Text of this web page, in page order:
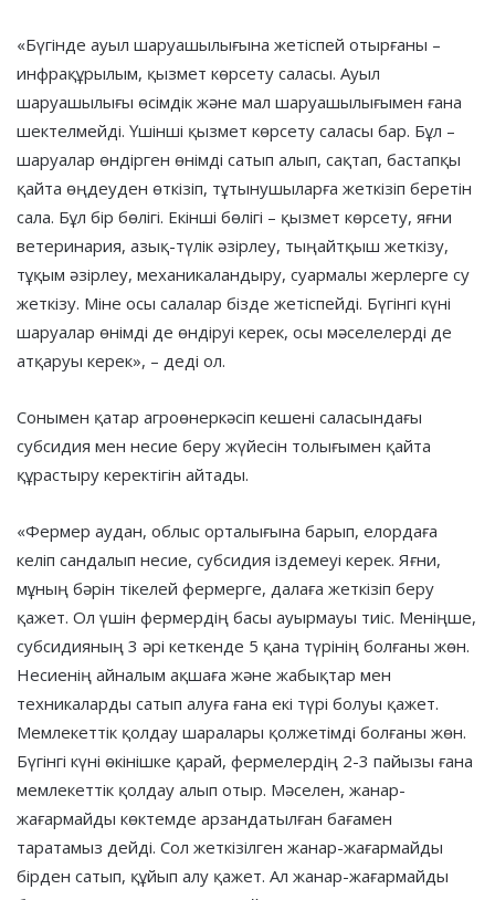
«Бүгінде ауыл шаруашылығына жетіспей отырғаны –
инфрақұрылым, қызмет көрсету саласы. Ауыл
шаруашылығы өсімдік және мал шаруашылығымен ғана
шектелмейді. Үшінші қызмет көрсету саласы бар. Бұл –
шаруалар өндірген өнімді сатып алып, сақтап, бастапқы
қайта өңдеуден өткізіп, тұтынушыларға жеткізіп беретін
сала. Бұл бір бөлігі. Екінші бөлігі – қызмет көрсету, яғни
ветеринария, азық-түлік әзірлеу, тыңайтқыш жеткізу,
тұқым әзірлеу, механикаландыру, суармалы жерлерге су
жеткізу. Міне осы салалар бізде жетіспейді. Бүгінгі күні
шаруалар өнімді де өндіруі керек, осы мәселелерді де
атқаруы керек», – деді ол.
Сонымен қатар агроөнеркәсіп кешені саласындағы
субсидия мен несие беру жүйесін толығымен қайта
құрастыру керектігін айтады.
«Фермер аудан, облыс орталығына барып, елордаға
келіп сандалып несие, субсидия іздемеуі керек. Яғни,
мұның бәрін тікелей фермерге, далаға жеткізіп беру
қажет. Ол үшін фермердің басы ауырмауы тиіс. Меніңше,
субсидияның 3 әрі кеткенде 5 қана түрінің болғаны жөн.
Несиенің айналым ақшаға және жабықтар мен
техникаларды сатып алуға ғана екі түрі болуы қажет.
Мемлекеттік қолдау шаралары қолжетімді болғаны жөн.
Бүгінгі күні өкінішке қарай, фермелердің 2-3 пайызы ғана
мемлекеттік қолдау алып отыр. Мәселен, жанар-
жағармайды көктемде арзандатылған бағамен
таратамыз дейді. Сол жеткізілген жанар-жағармайды
бірден сатып, құйып алу қажет. Ал жанар-жағармайды